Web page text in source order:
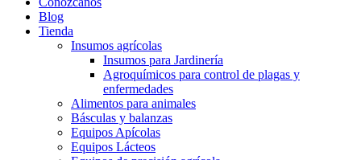
Blog
Tienda
Insumos agrícolas
Insumos para Jardinería
Agroquímicos para control de plagas y
enfermedades
Alimentos para animales
Básculas y balanzas
Equipos Apícolas
Equipos Lácteos